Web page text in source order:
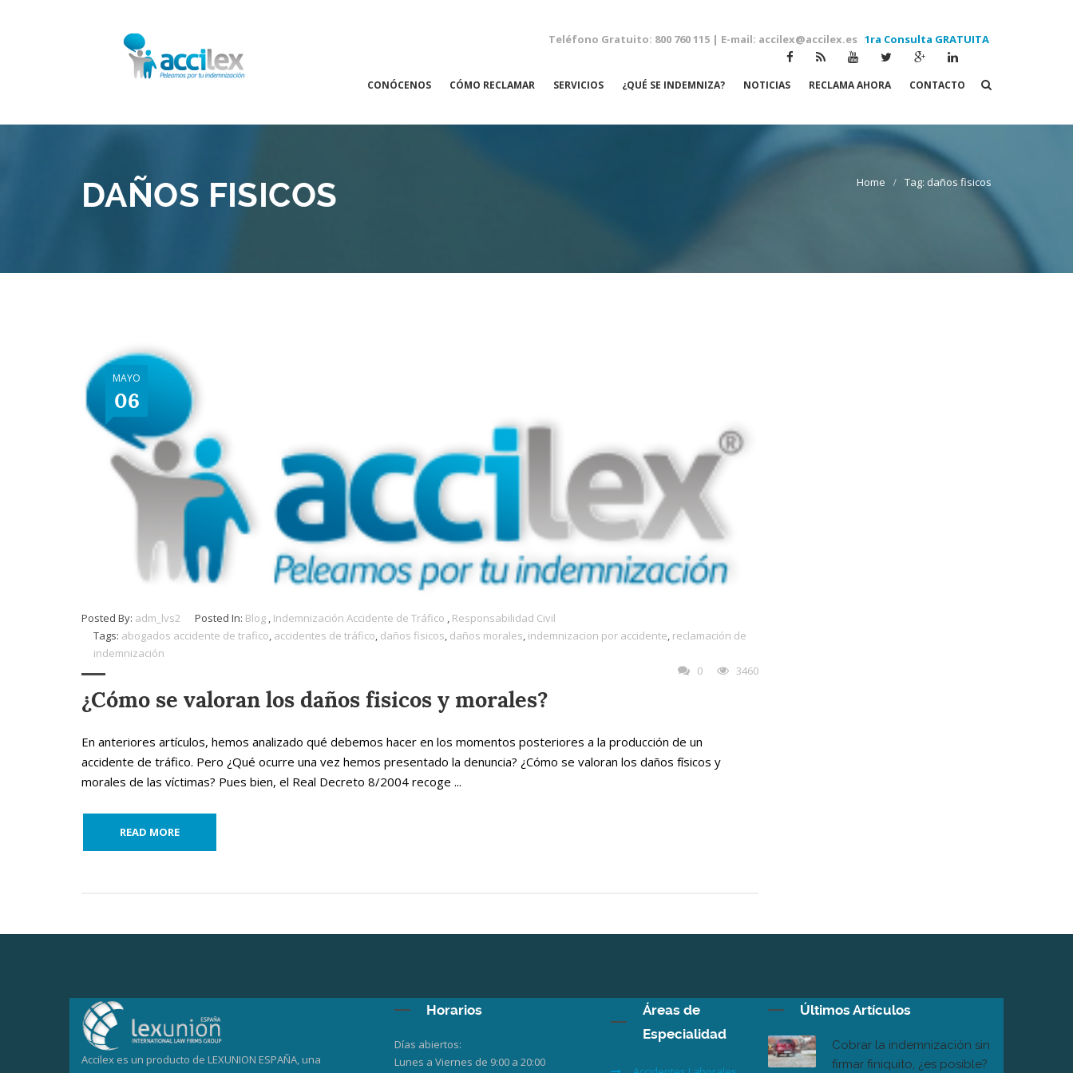
Teléfono Gratuito: 800 760 115 | E-mail: accilex@accilex.es 1ra Consulta GRATUITA
CONÓCENOS CÓMO RECLAMAR SERVICIOS ¿QUÉ SE INDEMNIZA? NOTICIAS RECLAMA AHORA CONTACTO
DAÑOS FISICOS Tag: daños fisicos
MAYO
06
Posted By: adm_lvs2 Posted In: Blog , Indemnización Accidente de Tráfico , Responsabilidad Civil
Tags: abogados accidente de trafico, accidentes de tráfico, daños fisicos, daños morales, indemnizacion por accidente, reclamación de
indemnización
0
3460
¿Cómo se valoran los daños fisicos y morales?
En anteriores artículos, hemos analizado qué debemos hacer en los momentos posteriores a la producción de un
accidente de tráfico. Pero ¿Qué ocurre una vez hemos presentado la denuncia? ¿Cómo se valoran los daños físicos y
morales de las víctimas? Pues bien, el Real Decreto 8/2004 recoge ...
READ MORE
Accilex es un producto de LEXUNION ESPAÑA, una
Horarios
Días abiertos:
Lunes a Viernes de 9:00 a 20:00
Áreas de
Especialidad
Últimos Artículos
Cobrar la indemnización sin
firmar finiquito, ¿es posible?